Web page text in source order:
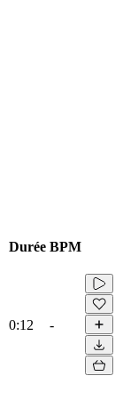
Durée BPM
0:12 -